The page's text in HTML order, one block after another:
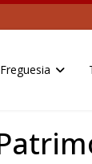
Freguesia